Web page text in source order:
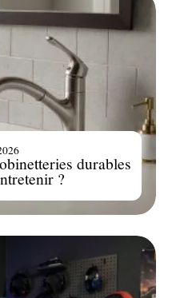
durables
?